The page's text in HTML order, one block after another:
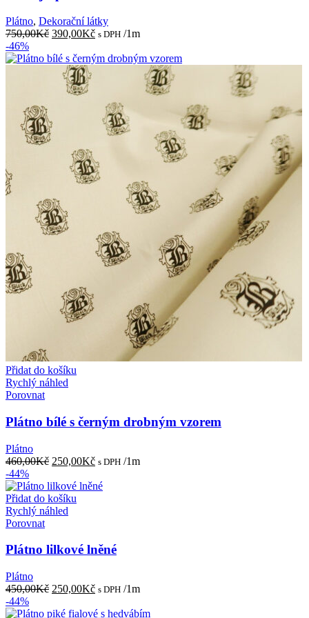
Plátno, Dekorační látky
750,00Kč Původní
byla:
750,00Kč.
390,00KčAktuální
je:
s DPH /1m
-46%
Přidat do košíku
Rychlý náhled
Porovnat
Plátno bílé s černým drobným vzorem
Plátno
460,00Kč Původní
byla:
460,00Kč.
250,00KčAktuální
je:
s DPH /1m
-44%
Přidat do košíku
Rychlý náhled
Porovnat
Plátno lilkové lněné
Plátno
450,00Kč Původní
byla:
250,00KčAktuální
je:
s DPH /1m
-44%